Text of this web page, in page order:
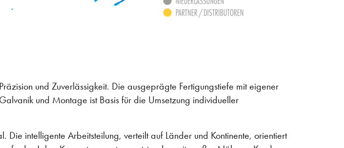
und Zuverlässigkeit. Die ausgeprägte Fertigungstiefe mit eigener
und Montage ist Basis für die Umsetzung individueller
intelligente Arbeitsteilung, verteilt auf Länder und Kontinente, orientiert